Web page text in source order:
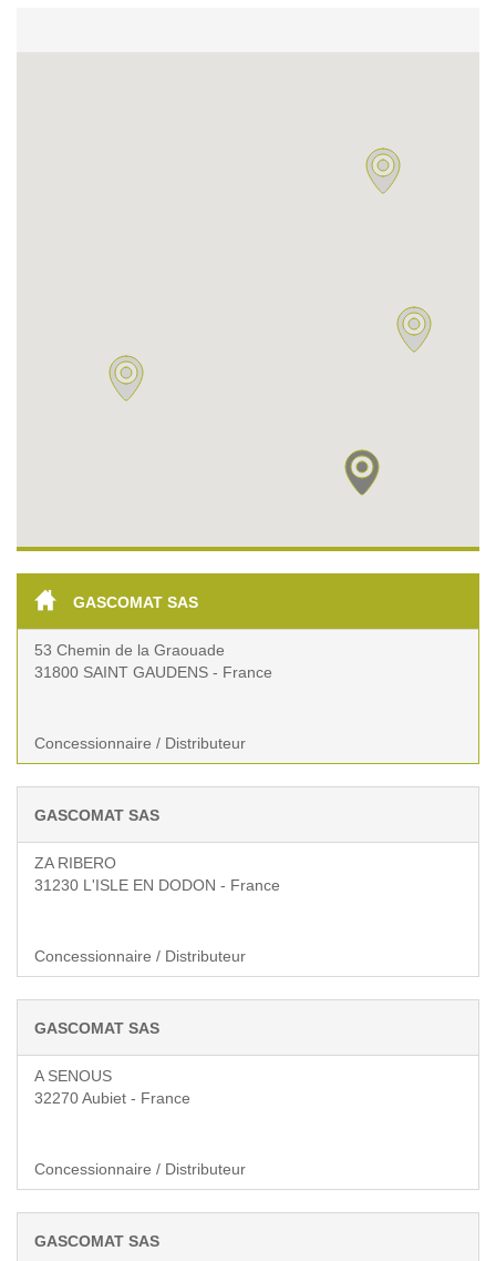
GASCOMAT SAS
53 Chemin de la Graouade
31800 SAINT GAUDENS - France
Concessionnaire / Distributeur
GASCOMAT SAS
ZA RIBERO
31230 L'ISLE EN DODON - France
Concessionnaire / Distributeur
GASCOMAT SAS
A SENOUS
32270 Aubiet - France
Concessionnaire / Distributeur
GASCOMAT SAS